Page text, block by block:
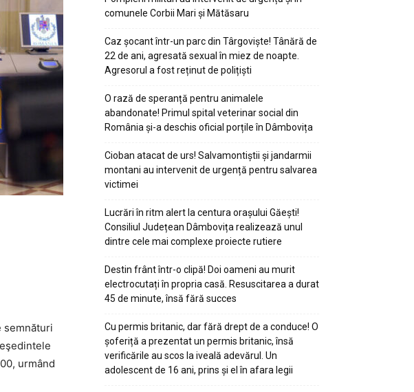
semnături
urmând
comunele Corbii Mari și Mătăsaru
Caz șocant într-un parc din Târgoviște! Tânără de
22 de ani, agresată sexual în miez de noapte.
Agresorul a fost reținut de polițiști
O rază de speranță pentru animalele
abandonate! Primul spital veterinar social din
România și-a deschis oficial porțile în Dâmbovița
Cioban atacat de urs! Salvamontiștii și jandarmii
montani au intervenit de urgență pentru salvarea
victimei
Lucrări în ritm alert la centura orașului Găești!
Consiliul Județean Dâmbovița realizează unul
dintre cele mai complexe proiecte rutiere
Destin frânt într-o clipă! Doi oameni au murit
electrocutați în propria casă. Resuscitarea a durat
45 de minute, însă fără succes
Cu permis britanic, dar fără drept de a conduce! O
șoferiță a prezentat un permis britanic, însă
verificările au scos la iveală adevărul. Un
adolescent de 16 ani, prins și el în afara legii